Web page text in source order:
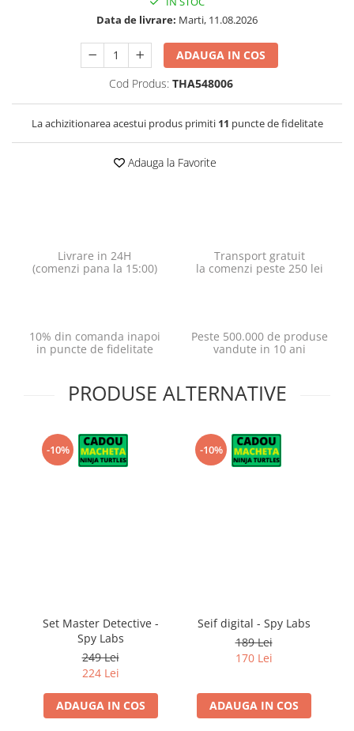
Data de livrare: Marti, 11.08.2026
ADAUGA IN COS
Cod Produs: THA548006
La achizitionarea acestui produs primiti 11 puncte de fidelitate
Adauga la Favorite
Livrare in 24H
(comenzi pana la 15:00)
Transport gratuit
la comenzi peste 250 lei
10% din comanda inapoi
in puncte de fidelitate
Peste 500.000 de produse
vandute in 10 ani
PRODUSE ALTERNATIVE
-10%
Set Master Detective -
Spy Labs
249 Lei
224 Lei
ADAUGA IN COS
-10%
Seif digital - Spy Labs
189 Lei
170 Lei
ADAUGA IN COS